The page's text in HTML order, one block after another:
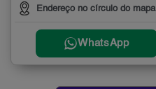
Endereço no círculo do mapa
WhatsApp